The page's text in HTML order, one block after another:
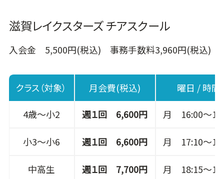
滋賀レイクスターズ チアスクール
入会金 5,500円(税込) 事務手数料3,960円(税込)
クラス（対象） 月会費(税込) 曜日 / 時間
4歳～小2 週１回 6,600円 月 16:00～
小3～小6 週１回 6,600円 月 17:10～
中高生 週１回 7,700円 月 18:15～